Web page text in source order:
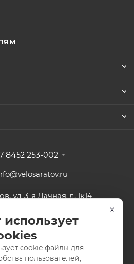
8452 253-002
ул. 3-я Дачная, д. 1к14
cookie-файлы для
пользователей,